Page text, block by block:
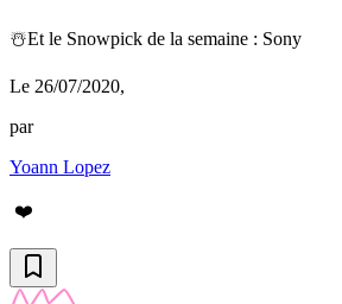
☃️Et le Snowpick de la semaine : Sony
Le 26/07/2020,
par
Yoann Lopez
❤️